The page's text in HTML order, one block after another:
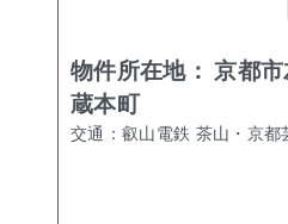
物件所在地：京都
蔵本町
交通： 叡山電鉄 茶山・京都